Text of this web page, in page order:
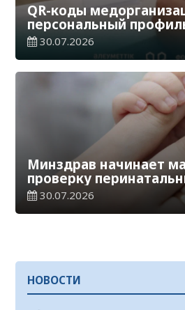
QR-коды
персональный
оценка качества – как
«народный контроль»
здравоохранении
30.07.2026
Минздрав начинает
проверку
Казахстана
30.07.2026
НОВОСТИ